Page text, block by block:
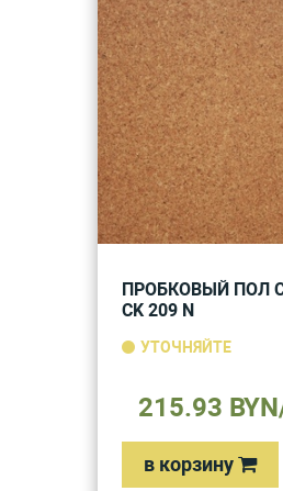
ПРОБКОВЫЙ ПОЛ
CK 209 N
УТОЧНЯЙТЕ
215.93
в корзину